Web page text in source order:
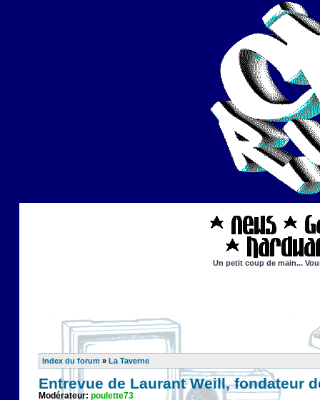
Un petit coup de main...
Index du forum » La Taverne
Entrevue de Laurant Weill, fondateur
Modérateur: poulette73